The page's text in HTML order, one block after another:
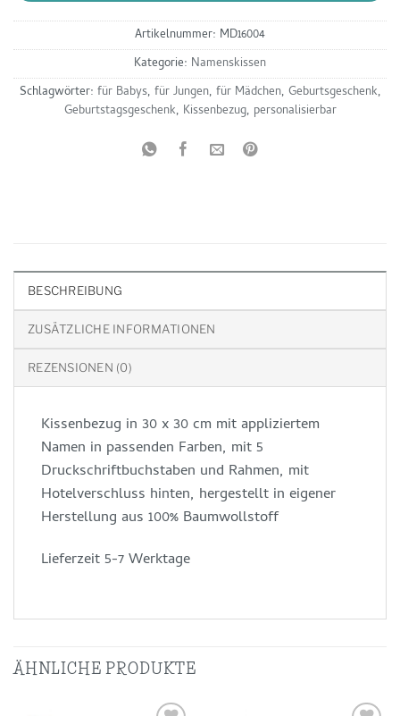
Artikelnummer: MD16004
Kategorie: Namenskissen
Schlagwörter: für Babys, für Jungen, für Mädchen, Geburtsgeschenk,
Geburtstagsgeschenk, Kissenbezug, personalisierbar
BESCHREIBUNG
ZUSÄTZLICHE INFORMATIONEN
REZENSIONEN (0)
Kissenbezug in 30 x 30 cm mit appliziertem
Namen in passenden Farben, mit 5
Druckschriftbuchstaben und Rahmen, mit
Hotelverschluss hinten, hergestellt in eigener
Herstellung aus 100% Baumwollstoff
Lieferzeit 5-7 Werktage
ÄHNLICHE PRODUKTE